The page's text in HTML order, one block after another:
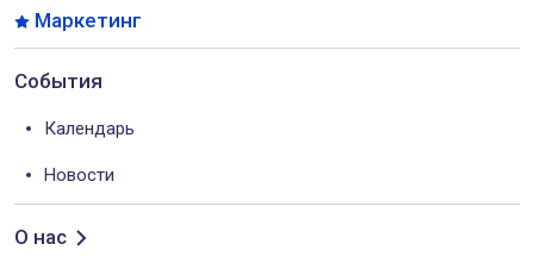
Маркетинг
События
Календарь
Новости
О нас